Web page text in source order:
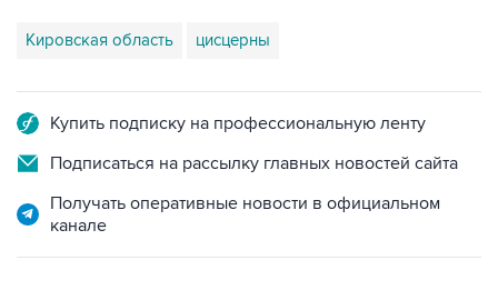
Подписаться на рассылку главных новостей сайта
Получать оперативные новости в официальном